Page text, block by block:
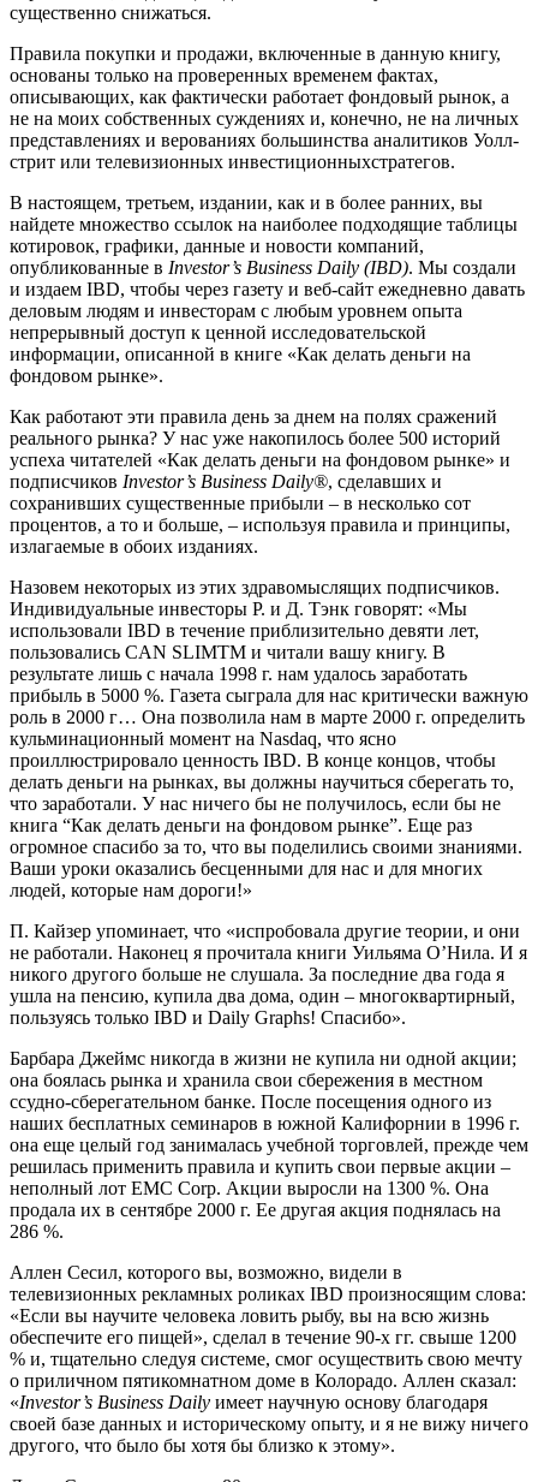
существенно снижаться.
Правила покупки и продажи, включенные в данную книгу,
основаны только на проверенных временем фактах,
описывающих, как фактически работает фондовый рынок, а
не на моих собственных суждениях и, конечно, не на личных
представлениях и верованиях большинства аналитиков Уолл-
стрит или телевизионных инвестиционныхстратегов.
В настоящем, третьем, издании, как и в более ранних, вы
найдете множество ссылок на наиболее подходящие таблицы
котировок, графики, данные и новости компаний,
опубликованные в Investor’s Business Daily (IBD). Мы создали
и издаем IBD, чтобы через газету и веб-сайт ежедневно давать
деловым людям и инвесторам с любым уровнем опыта
непрерывный доступ к ценной исследовательской
информации, описанной в книге «Как делать деньги на
фондовом рынке».
Как работают эти правила день за днем на полях сражений
реального рынка? У нас уже накопилось более 500 историй
успеха читателей «Как делать деньги на фондовом рынке» и
подписчиков Investor’s Business Daily®, сделавших и
сохранивших существенные прибыли – в несколько сот
процентов, а то и больше, – используя правила и принципы,
излагаемые в обоих изданиях.
Назовем некоторых из этих здравомыслящих подписчиков.
Индивидуальные инвесторы Р. и Д. Тэнк говорят: «Мы
использовали IBD в течение приблизительно девяти лет,
пользовались CAN SLIMTM и читали вашу книгу. В
результате лишь с начала 1998 г. нам удалось заработать
прибыль в 5000 %. Газета сыграла для нас критически важную
роль в 2000 г… Она позволила нам в марте 2000 г. определить
кульминационный момент на Nasdaq, что ясно
проиллюстрировало ценность IBD. В конце концов, чтобы
делать деньги на рынках, вы должны научиться сберегать то,
что заработали. У нас ничего бы не получилось, если бы не
книга “Как делать деньги на фондовом рынке”. Еще раз
огромное спасибо за то, что вы поделились своими знаниями.
Ваши уроки оказались бесценными для нас и для многих
людей, которые нам дороги!»
П. Кайзер упоминает, что «испробовала другие теории, и они
не работали. Наконец я прочитала книги Уильяма О’Нила. И я
никого другого больше не слушала. За последние два года я
ушла на пенсию, купила два дома, один – многоквартирный,
пользуясь только IBD и Daily Graphs! Спасибо».
Барбара Джеймс никогда в жизни не купила ни одной акции;
она боялась рынка и хранила свои сбережения в местном
ссудно-сберегательном банке. После посещения одного из
наших бесплатных семинаров в южной Калифорнии в 1996 г.
она еще целый год занималась учебной торговлей, прежде чем
решилась применить правила и купить свои первые акции –
неполный лот EMC Corp. Акции выросли на 1300 %. Она
продала их в сентябре 2000 г. Ее другая акция поднялась на
286 %.
Аллен Сесил, которого вы, возможно, видели в
телевизионных рекламных роликах IBD произносящим слова:
«Если вы научите человека ловить рыбу, вы на всю жизнь
обеспечите его пищей», сделал в течение 90-х гг. свыше 1200
% и, тщательно следуя системе, смог осуществить свою мечту
о приличном пятикомнатном доме в Колорадо. Аллен сказал:
«Investor’s Business Daily имеет научную основу благодаря
своей базе данных и историческому опыту, и я не вижу ничего
другого, что было бы хотя бы близко к этому».